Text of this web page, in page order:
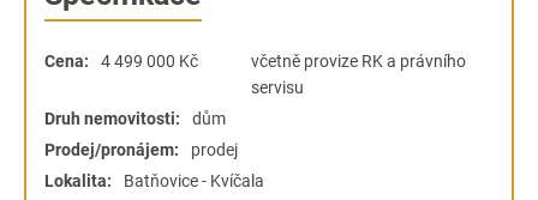
Cena: 4 499 000 Kč
včetně provize RK a právního
servisu
Druh nemovitosti:
dům
Prodej/pronájem:
prodej
Lokalita:
Batňovice - Kvíčala